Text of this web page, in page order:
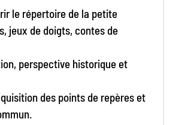
le répertoire de la petite
jeux de doigts, contes de
perspective historique et
des points de repères et